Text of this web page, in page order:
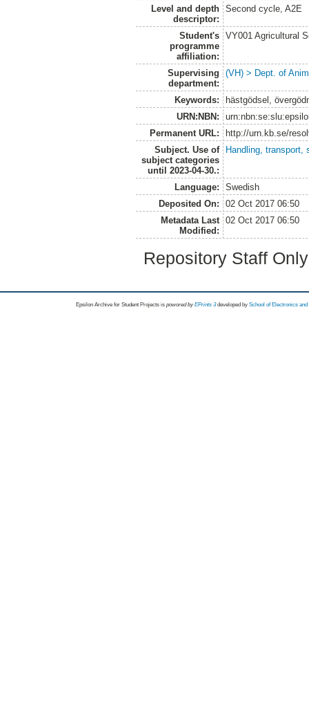
Level and depth
descriptor:
Second cycle, A2E
Student's
programme
affiliation:
VY001 Agricultural
Supervising
department:
(VH) > Dept. of
Keywords:
hästgödsel,
URN:NBN:
Permanent URL:
http://urn.kb.se/
Subject. Use of
subject categories
until 2023-04-30.:
Handling, transport,
Language:
Swedish
Deposited On:
02 Oct 2017 06:50
Metadata Last
Modified:
02 Oct 2017 06:50
Repository Staff
Epsilon Archive for Student Projects is powored byEPrints 3 developed by School of Electronics